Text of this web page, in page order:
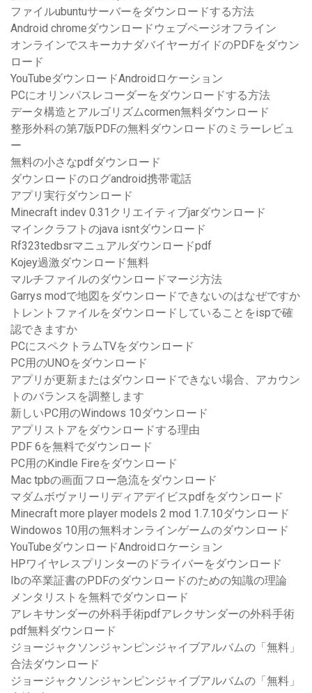
ファイルubuntuサーバーをダウンロードする方法
Android chromeダウンロードウェブページオフライン
オンラインでスキーカナダバイヤーガイドのPDFをダウン
ロード
YouTubeダウンロードAndroidロケーション
PCにオリンパスレコーダーをダウンロードする方法
データ構造とアルゴリズムcormen無料ダウンロード
整形外科の第7版PDFの無料ダウンロードのミラーレビュ
ー
無料の小さなpdfダウンロード
ダウンロードのログandroid携帯電話
アプリ実行ダウンロード
Minecraft indev 0.31クリエイティブjarダウンロード
マインクラフトのjava isntダウンロード
Rf323tedbsrマニュアルダウンロードpdf
Kojey過激ダウンロード無料
マルチファイルのダウンロードマージ方法
Garrys modで地図をダウンロードできないのはなぜですか
トレントファイルをダウンロードしていることをispで確
認できますか
PCにスペクトラムTVをダウンロード
PC用のUNOをダウンロード
アプリが更新またはダウンロードできない場合、アカウン
トのバランスを調整します
新しいPC用のWindows 10ダウンロード
アプリストアをダウンロードする理由
PDF 6を無料でダウンロード
PC用のKindle Fireをダウンロード
Mac tpbの画面フロー急流をダウンロード
マダムボヴァリーリディアデイビスpdfをダウンロード
Minecraft more player models 2 mod 1.7.10ダウンロード
Windowos 10用の無料オンラインゲームのダウンロード
YouTubeダウンロードAndroidロケーション
HPワイヤレスプリンターのドライバーをダウンロード
Ibの卒業証書のPDFのダウンロードのための知識の理論
メンタリストを無料でダウンロード
アレキサンダーの外科手術pdfアレクサンダーの外科手術
pdf無料ダウンロード
ジョージャクソンジャンピンジャイブアルバムの「無料」
合法ダウンロード
ジョージャクソンジャンピンジャイブアルバムの「無料」